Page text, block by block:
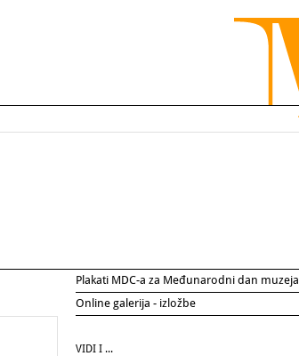
Plakati MDC-a za Međunarodni dan muzeja
Online galerija - izložbe
VIDI I ...